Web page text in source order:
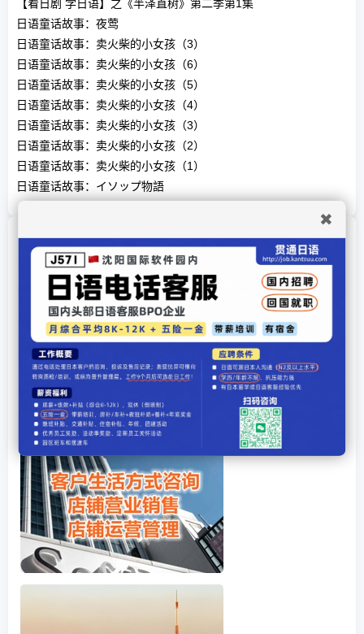
✖
【看日剧 学日语】之《半泽直树》第二季第1集
日语童话故事：夜莺
日语童话故事：卖火柴的小女孩（3）
日语童话故事：卖火柴的小女孩（6）
日语童话故事：卖火柴的小女孩（5）
日语童话故事：卖火柴的小女孩（4）
日语童话故事：卖火柴的小女孩（3）
日语童话故事：卖火柴的小女孩（2）
日语童话故事：卖火柴的小女孩（1）
日语童话故事：イソップ物語